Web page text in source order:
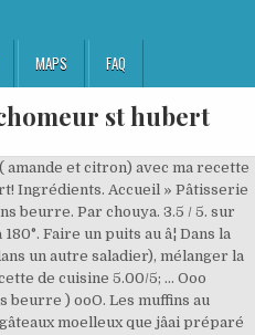
MAPS FAQ
st hubert
amande et citron) avec ma recette
Ingrédients. Accueil » Pâtisserie
beurre. Par chouya. 3.5 / 5. sur
Faire un puits au â¦ Dans la
un autre saladier), mélanger la
de cuisine 5.00/5; ... Ooo
beurre ) ooO. Les muffins au
moelleux que jâai préparé